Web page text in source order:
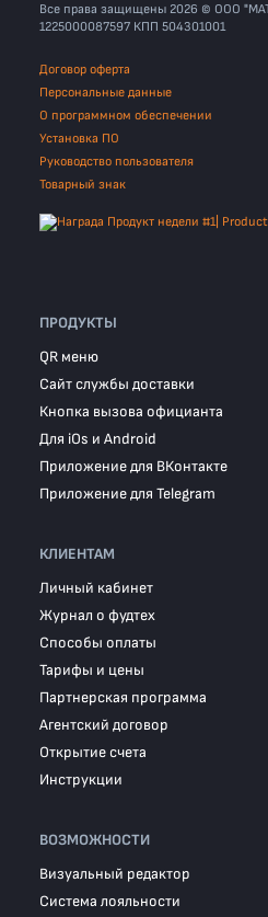
Все права защищены 2026 © ООО
1225000087597 КПП 504301001
Договор оферта
Персональные данные
О программном обеспечении
Установка ПО
Руководство пользователя
Товарный знак
ПРОДУКТЫ
QR меню
Сайт службы доставки
Кнопка вызова официанта
Для iOs и Android
Приложение для ВКонтакте
Приложение для Telegram
КЛИЕНТАМ
Личный кабинет
Журнал о фудтех
Способы оплаты
Тарифы и цены
Партнерская программа
Агентский договор
Открытие счета
Инструкции
ВОЗМОЖНОСТИ
Визуальный редактор
Система лояльности